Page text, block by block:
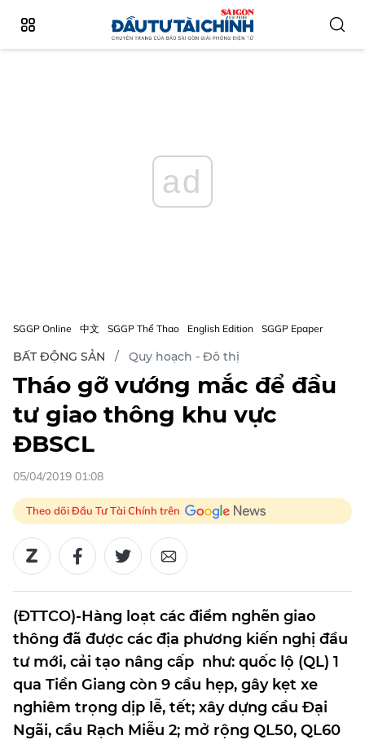
ad
SGGP Online 中文 SGGP Thể Thao English Edition SGGP Epaper
BẤT ĐỘNG SẢN Quy hoạch - Đô thị
Tháo gỡ vướng mắc để đầu
tư giao thông khu vực
ĐBSCL
05/04/2019 01:08
Theo dõi Đầu Tư Tài Chính trên
(ĐTTCO)-Hàng loạt các điểm nghẽn giao
thông đã được các địa phương kiến nghị đầu
tư mới, cải tạo nâng cấp như: quốc lộ (QL) 1
qua Tiền Giang còn 9 cầu hẹp, gây kẹt xe
nghiêm trọng dịp lễ, tết; xây dựng cầu Đại
Ngãi, cầu Rạch Miễu 2; mở rộng QL50, QL60